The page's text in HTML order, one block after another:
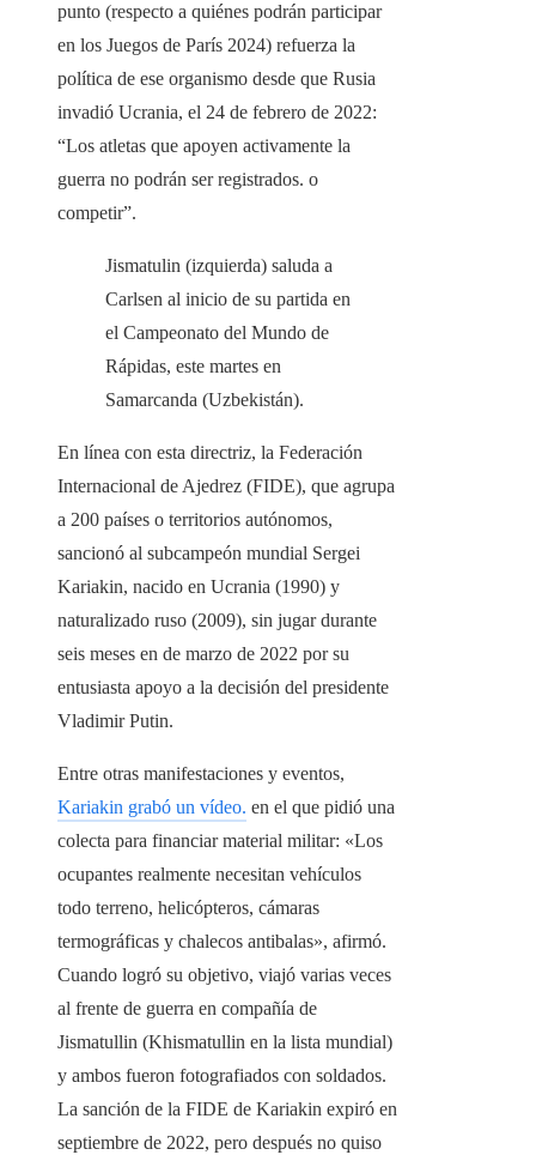
punto (respecto a quiénes podrán participar
en los Juegos de París 2024) refuerza la
política de ese organismo desde que Rusia
invadió Ucrania, el 24 de febrero de 2022:
“Los atletas que apoyen activamente la
guerra no podrán ser registrados. o
competir”.
Jismatulin (izquierda) saluda a
Carlsen al inicio de su partida en
el Campeonato del Mundo de
Rápidas, este martes en
Samarcanda (Uzbekistán).
En línea con esta directriz, la Federación
Internacional de Ajedrez (FIDE), que agrupa
a 200 países o territorios autónomos,
sancionó al subcampeón mundial Sergei
Kariakin, nacido en Ucrania (1990) y
naturalizado ruso (2009), sin jugar durante
seis meses en de marzo de 2022 por su
entusiasta apoyo a la decisión del presidente
Vladimir Putin.
Entre otras manifestaciones y eventos,
Kariakin grabó un vídeo. en el que pidió una
colecta para financiar material militar: «Los
ocupantes realmente necesitan vehículos
todo terreno, helicópteros, cámaras
termográficas y chalecos antibalas», afirmó.
Cuando logró su objetivo, viajó varias veces
al frente de guerra en compañía de
Jismatullin (Khismatullin en la lista mundial)
y ambos fueron fotografiados con soldados.
La sanción de la FIDE de Kariakin expiró en
septiembre de 2022, pero después no quiso